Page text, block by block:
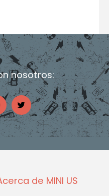
nosotros:
T
w
i
t
t
e
de MINI US